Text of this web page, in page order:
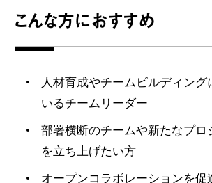
こんな方におすすめ
人材育成やチームビルディング
いるチームリーダー
部署横断のチームや新たなプロ
を立ち上げたい方
オープンコラボレーションを促